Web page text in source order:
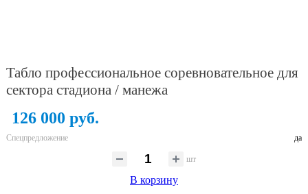
Табло профессиональное соревновательное для
сектора стадиона / манежа
126 000 руб.
Спецпредложение да
шт
В корзину